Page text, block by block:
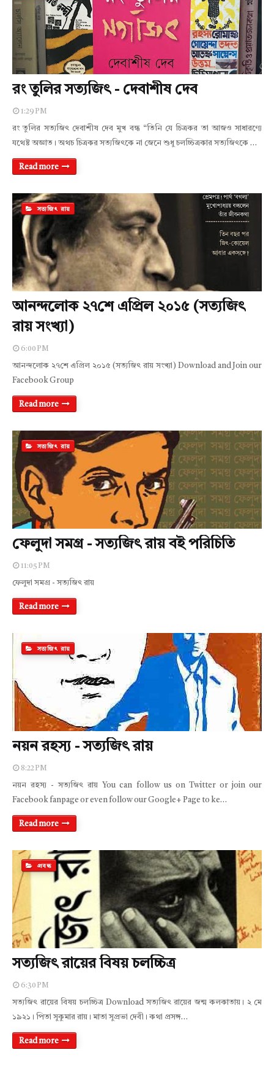
রং তুলির সত্যজিৎ - দেবাশীষ দেব
1:29 PM
রং তুলির সত্যজিৎ দেবাশীষ দেব মুখ বন্ধ “তিনি যে চিত্রকর তা আজও সাধারণ্যে
যথেষ্ট অজ্ঞাত। অথচ চিত্রকর সত্যজিৎকে না জেনে শুধু চলচ্চিত্রকার সত্যজিৎকে …
Read more
সত্যজিৎ রায়
আনন্দলোক ২৭শে এপ্রিল ২০১৫ (সত্যজিৎ
রায় সংখ্যা)
6:00 PM
আনন্দলোক ২৭শে এপ্রিল ২০১৫ (সত্যজিৎ রায় সংখ্যা) Download and Join our
Facebook Group
Read more
সত্যজিৎ রায়
ফেলুদা সমগ্র - সত্যজিৎ রায় বই পরিচিতি
11:05 PM
ফেলুদা সমগ্র - সত্যজিৎ রায়
Read more
সত্যজিৎ রায়
নয়ন রহস্য - সত্যজিৎ রায়
8:22 PM
নয়ন রহস্য - সত্যজিৎ রায় You can follow us on Twitter or join our
Facebook fanpage or even follow our Google+ Page to ke…
Read more
প্রবন্ধ
সত্যজিৎ রায়ের বিষয় চলচ্চিত্র
6:30 PM
সত্যজিৎ রায়ের বিষয় চলচ্চিত্র Download সত্যজিৎ রায়ের জন্ম কলকাতায়। ২ মে
১৯২১। পিতা সুকুমার রায়। মাতা সুপ্রভা দেবী। কথা প্রসঙ্গ…
Read more